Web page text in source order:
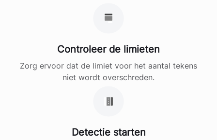
Controleer de limieten
Zorg ervoor dat de limiet voor het aantal tekens
niet wordt overschreden.
Detectie starten